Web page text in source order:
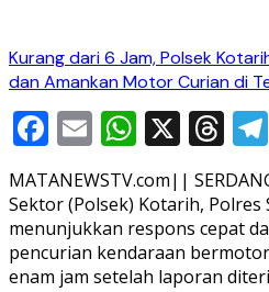
Kurang dari 6 Jam, Polsek
dan Amankan Motor Curian di
Facebook
EmailX
MATANEWSTV.com||
Sektor (Polsek) Kotarih, Polres
menunjukkan respons cepat
pencurian kendaraan
enam jam setelah laporan